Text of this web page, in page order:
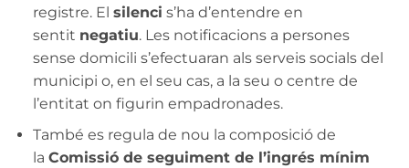
registre. El silenci s’ha d’entendre en
sentit negatiu. Les notificacions a persones
sense domicili s’efectuaran als serveis socials del
municipi o, en el seu cas, a la seu o centre de
l’entitat on figurin empadronades.
També es regula de nou la composició de
la Comissió de seguiment de l’ingrés mínim